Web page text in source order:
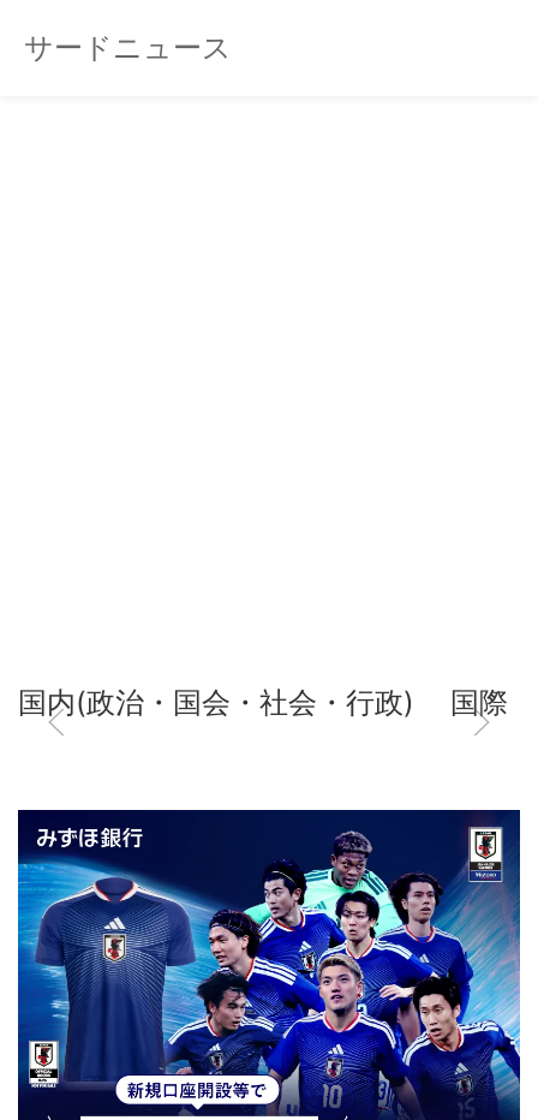
サードニュース
国内(政治・国会・社会・行政) 国際